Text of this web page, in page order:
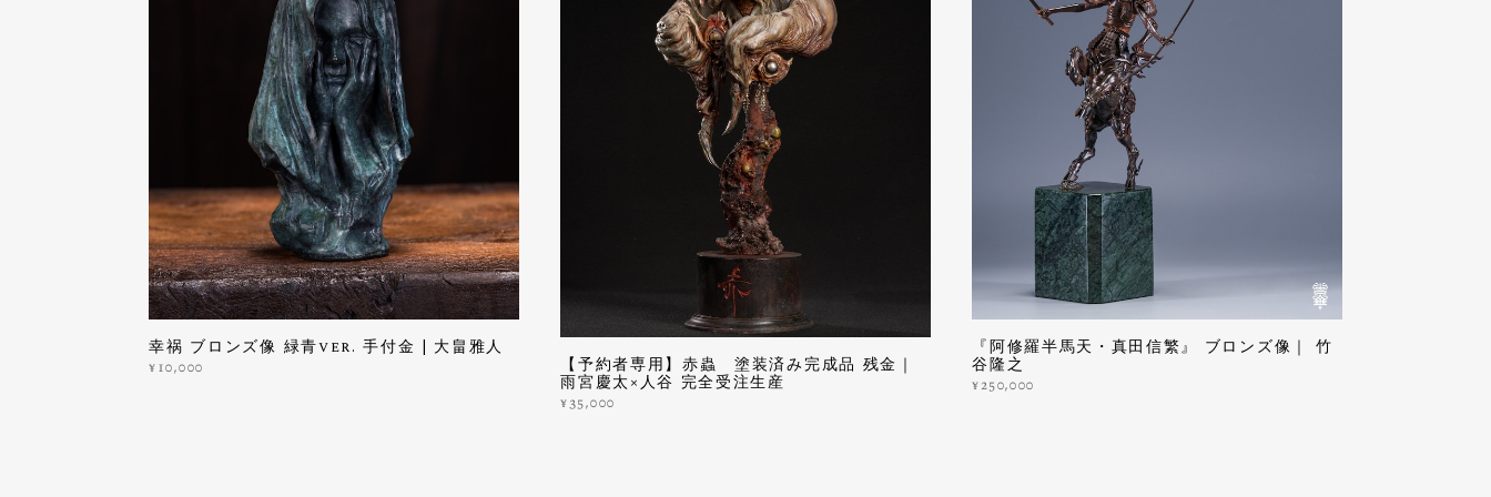
幸祸 ブロンズ像 緑青ver. 手付金 | 大畠雅人
¥10,000 【予約者専用】赤蟲 塗装済み完成品 残金｜
雨宮慶太×人谷 完全受注生産
¥35,000
『阿修羅半馬天・真田信繁』 ブロンズ像｜ 竹
谷隆之
¥250,000